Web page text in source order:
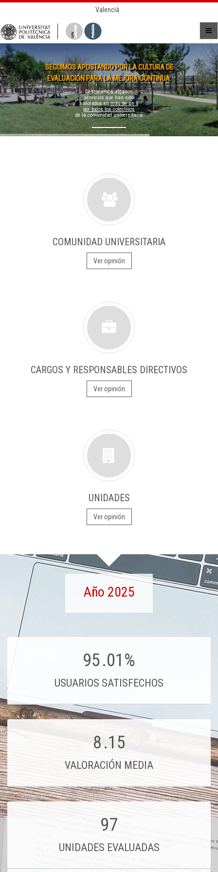
Valencià
SEGUIMOS APOSTANDO POR LA CULTURA DE
EVALUACIÓN PARA LA MEJORA CONTINUA.
Destacamos algunos
servicios que han sido
valorados enmás de un 8
por todos los colectivos
de la comunidad universitaria
COMUNIDAD UNIVERSITARIA
Ver opinión
CARGOS Y RESPONSABLES DIRECTIVOS
Ver opinión
UNIDADES
Ver opinión
Año 2025
95.01%
USUARIOS SATISFECHOS
8.15
VALORACIÓN MEDIA
97
UNIDADES EVALUADAS